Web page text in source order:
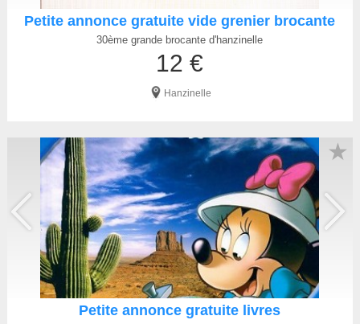
Petite annonce gratuite vide grenier brocante
30ème grande brocante d'hanzinelle
12 €
Hanzinelle
Petite annonce gratuite livres
★